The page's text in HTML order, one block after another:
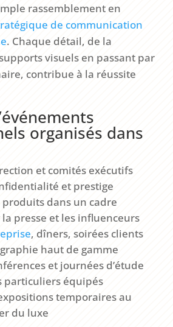
rassemblement en
de communication
. Chaque détail, de la
visuels en passant par
contribue à la réussite
organisés dans
et comités exécutifs
et prestige
dans un cadre
presse et les influenceurs
, dîners, soirées clients
haut de gamme
et journées d’étude
particuliers équipés
temporaires au
du luxe